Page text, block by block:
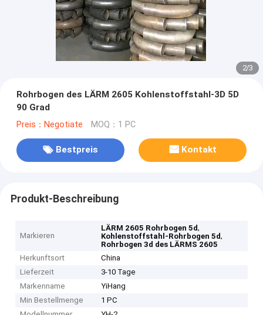
2/3
Rohrbogen des LÄRM 2605 Kohlenstoffstahl-3D 5D
90 Grad
Preis：Negotiate MOQ：1 PC
Bestpreis Kontakt
Produkt-Beschreibung
Markieren
LÄRM 2605 Rohrbogen 5d,
Kohlenstoffstahl-Rohrbogen 5d,
Rohrbogen 3d des LÄRMS 2605
Herkunftsort
China
Lieferzeit
3-10 Tage
Markenname
YiHang
Min Bestellmenge
1 PC